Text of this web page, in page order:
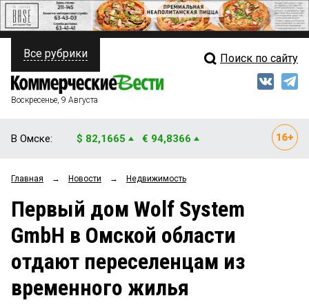
ПОЛИТИКА
ФИНАНСЫ
ОБЩЕСТВО
ЗАКОН
Свежий выпуск
Мнения
Рейтинги
Блоги
Архив
Все рубрики Поиск по сайту
Воскресенье, 9 Августа
В Омске: $ 82,1665 € 94,8366
Главная → Новости → Недвижимость
Первый дом Wolf System
GmbH в Омской области
отдают переселенцам из
временного жилья